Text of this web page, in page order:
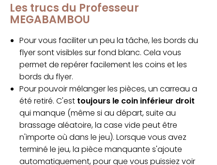
Les trucs du Professeur
MEGABAMBOU
Pour vous faciliter un peu la tâche, les bords du
flyer sont visibles sur fond blanc. Cela vous
permet de repérer facilement les coins et les
bords du flyer.
Pour pouvoir mélanger les pièces, un carreau a
été retiré. C'est toujours le coin inférieur droit
qui manque (même si au départ, suite au
brassage aléatoire, la case vide peut être
n'importe où dans le jeu). Lorsque vous avez
terminé le jeu, la pièce manquante s'ajoute
automatiquement, pour que vous puissiez voir